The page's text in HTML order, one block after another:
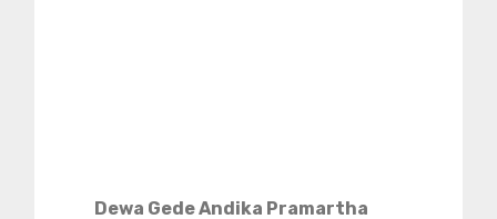
Dewa Gede Andika Pramartha